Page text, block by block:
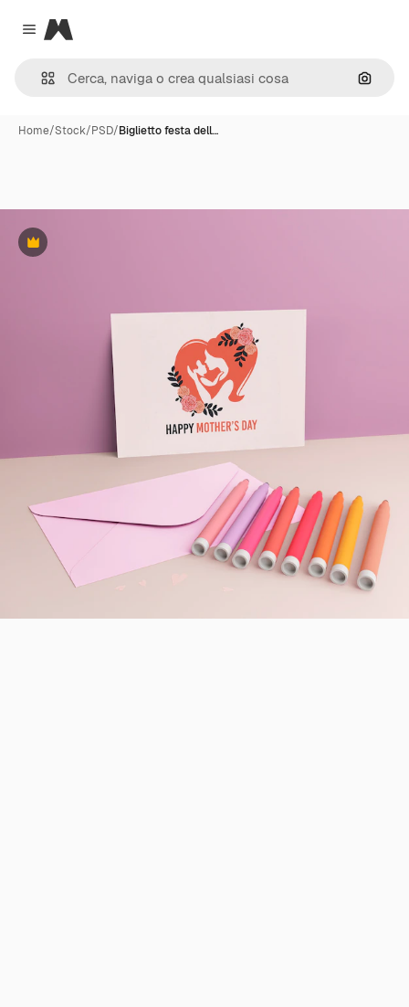
Close menu
Magnific
Cerca
Home/Stock/PSD/Biglietto festa dell…
Premium